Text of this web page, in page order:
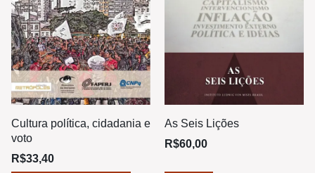
Cultura política, cidadania e
voto
R$33,40
As Seis Lições
R$60,00